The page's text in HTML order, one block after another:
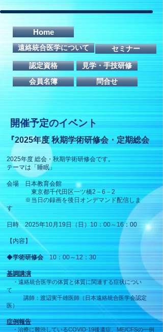
Home
遠絡統合医学について セミナー
認定資格
見学・手技研修
会員名簿
問合せ
開催予定のイベント
『2025年度 秋期学術研修会・定期総会
2025年度 総会・秋期学術研修会​です。​​
テーマは「睡眠」
会場 日本教育会館
東京都千代田区一ツ橋2－6－2
※当日の録画を後日オンデマンド配信しま
す
日時 2025年10月19日（日）10：00～16：00
【内容】
◆学術研修会10：00～12：30
基調講演
・遠絡統合医学の体質と体質に関連する症状につい
て
講師：渡辺実千雄医師（日本遠絡統合医学会認定
医）
症例報告
・治療に難渋しているCOVID-19後遺症、ME/CFSの一例